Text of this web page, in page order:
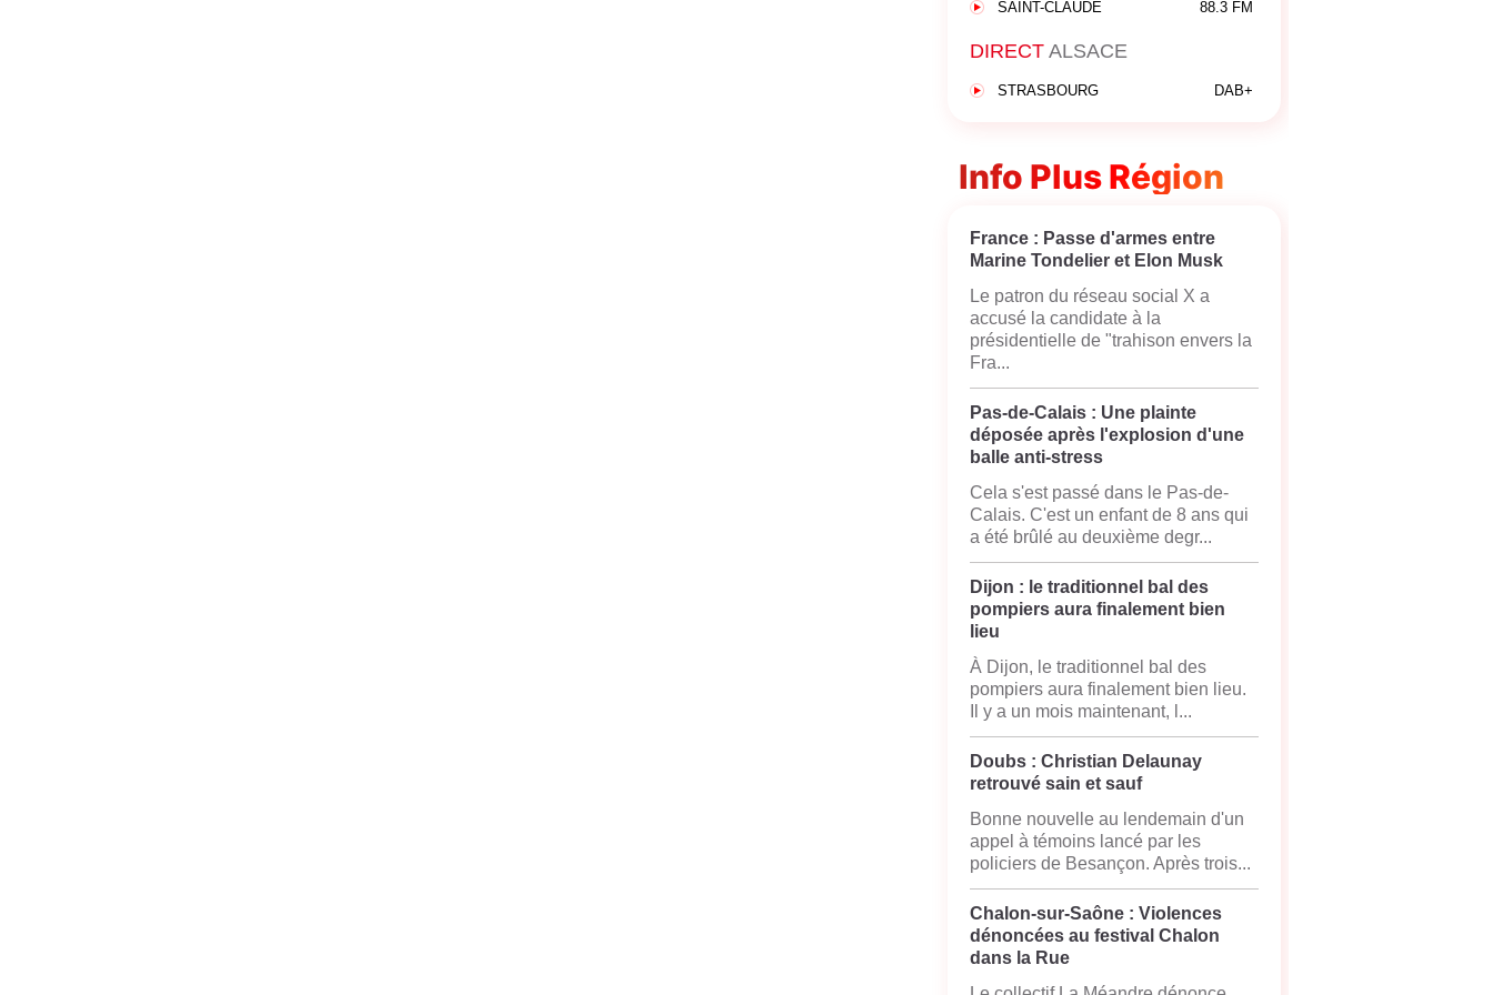
SAINT-CLAUDE 88.3 FM
DIRECTALSACE
STRASBOURG DAB+
Info Plus Région
France : Passe d'armes entre
Marine Tondelier et Elon Musk
Le patron du réseau social X a
accusé la candidate à la
présidentielle de "trahison envers la
Fra...
Pas-de-Calais : Une plainte
déposée après l'explosion d'une
balle anti-stress
Cela s'est passé dans le Pas-de-
Calais. C'est un enfant de 8 ans qui
a été brûlé au deuxième degr...
Dijon : le traditionnel bal des
pompiers aura finalement bien
lieu
À Dijon, le traditionnel bal des
pompiers aura finalement bien lieu.
Il y a un mois maintenant, l...
Doubs : Christian Delaunay
retrouvé sain et sauf
Bonne nouvelle au lendemain d'un
appel à témoins lancé par les
policiers de Besançon. Après trois...
Chalon-sur-Saône : Violences
dénoncées au festival Chalon
dans la Rue